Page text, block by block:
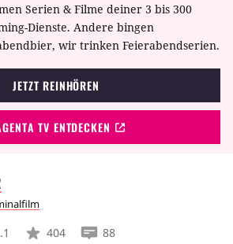
Serien & Filme deiner 3 bis 300
Dienste. Andere bingen
wir trinken Feierabendserien.
JETZT REINHÖREN
TV ENTDECKEN
404 88